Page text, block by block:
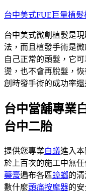
跳
主
要
內
容
台中美式FUE巨量植髮
台中美式微創植髮是
法，而且植發手術是
自己正常的頭髮，它
燙，也不會再脫髮，
創時發手術的成功率還
台中當舖專業
台中二胎
提供您專業白蟻進入
於上百次的施工中無
藥膏遍布各區蟑螂的
數什麼頭痛按摩器的